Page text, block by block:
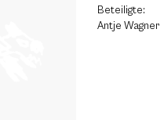
Beteiligte:
Antje Wagner